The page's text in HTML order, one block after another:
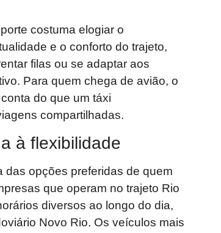
costuma elogiar o
e o conforto do trajeto,
filas ou se adaptar aos
Para quem chega de avião, o
do que um táxi
compartilhadas.
à flexibilidade
opções preferidas de quem
que operam no trajeto Rio
diversos ao longo do dia,
Novo Rio. Os veículos mais